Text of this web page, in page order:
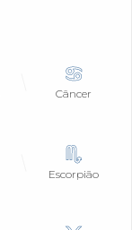
Câncer
Escorpião